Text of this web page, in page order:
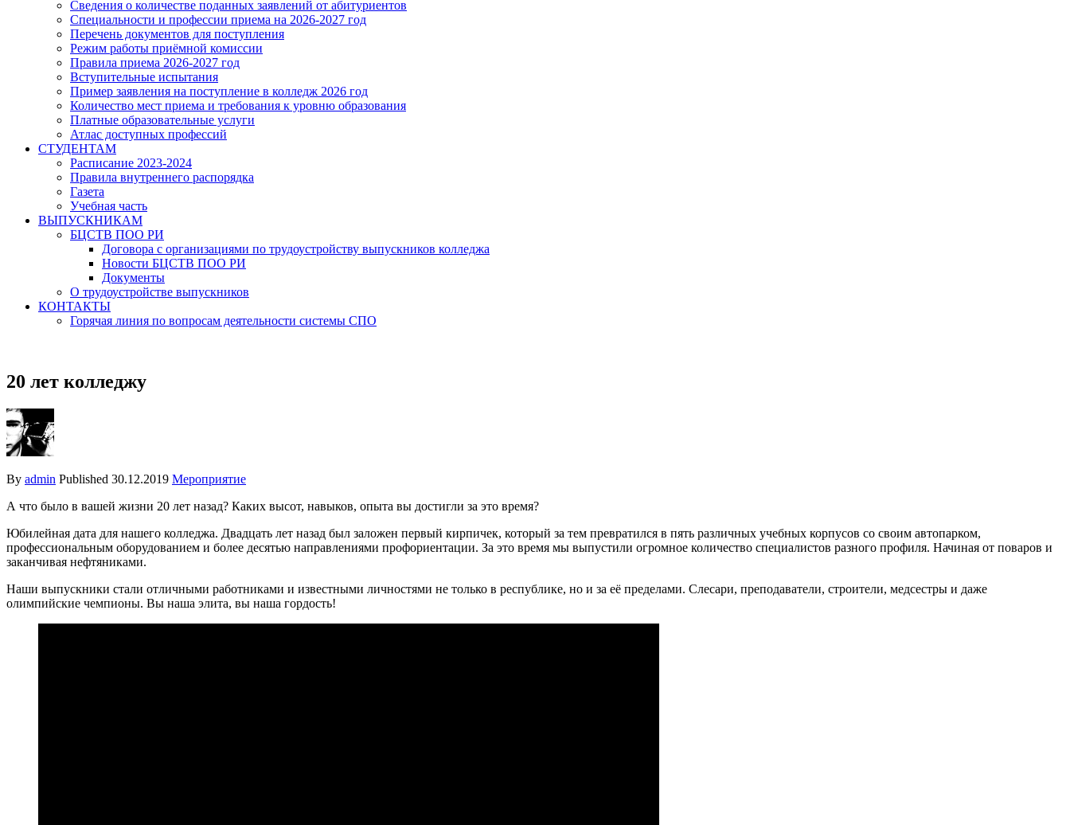
Сведения о количестве поданных заявлений от абитуриентов
Специальности и профессии приема на 2026-2027 год
Перечень документов для поступления
Режим работы приёмной комиссии
Правила приема 2026-2027 год
Вступительные испытания
Пример заявления на поступление в колледж 2026 год
Количество мест приема и требования к уровню образования
Платные образовательные услуги
Атлас доступных профессий
СТУДЕНТАМ
Расписание 2023-2024
Правила внутреннего распорядка
Газета
Учебная часть
ВЫПУСКНИКАМ
БЦСТВ ПОО РИ
Договора с организациями по трудоустройству выпускников колледжа
Новости БЦСТВ ПОО РИ
Документы
О трудоустройстве выпускников
КОНТАКТЫ
Горячая линия по вопросам деятельности системы СПО
20 лет колледжу
By admin Published 30.12.2019 Мероприятие
А что было в вашей жизни 20 лет назад? Каких высот, навыков, опыта вы достигли за это время?
Юбилейная дата для нашего колледжа. Двадцать лет назад был заложен первый кирпичек, который за тем превратился в пять различных учебных корпусов со своим автопарком,
профессиональным оборудованием и более десятью направлениями профориентации. За это время мы выпустили огромное количество специалистов разного профиля. Начиная от поваров и
заканчивая нефтяниками.
Наши выпускники стали отличными работниками и известными личностями не только в республике, но и за её пределами. Слесари, преподаватели, строители, медсестры и даже
олимпийские чемпионы. Вы наша элита, вы наша гордость!